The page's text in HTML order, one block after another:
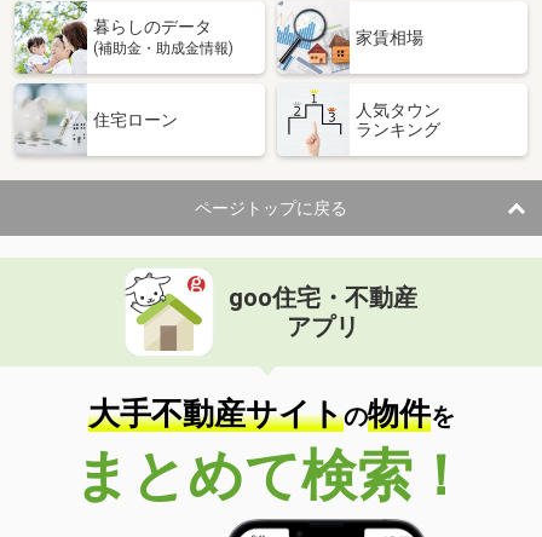
暮らしのデータ
(補助金・助成金情報)
家賃相場
住宅ローン
人気タウン
ランキング
ページトップに戻る
goo住宅・不動産
アプリ
大手不動産サイトの物件を
まとめて検索！